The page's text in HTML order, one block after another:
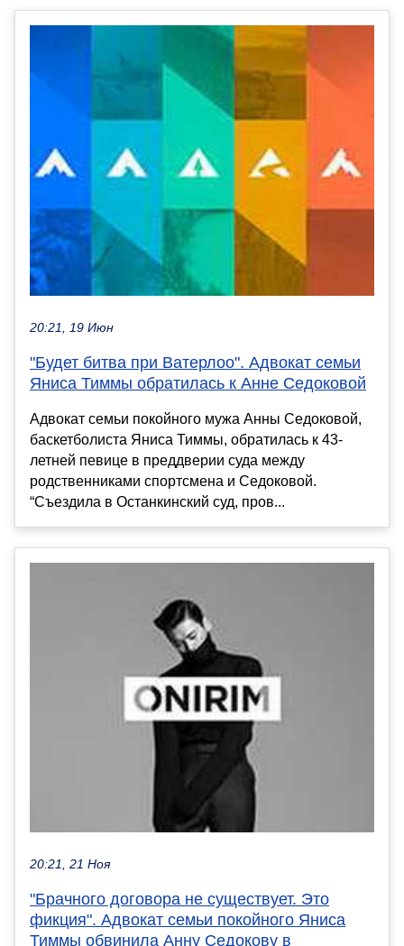
20:21, 19 Июн
"Будет битва при Ватерлоо". Адвокат семьи
Яниса Тиммы обратилась к Анне Седоковой
Адвокат семьи покойного мужа Анны Седоковой,
баскетболиста Яниса Тиммы, обратилась к 43-
летней певице в преддверии суда между
родственниками спортсмена и Седоковой.
“Съездила в Останкинский суд, пров...
20:21, 21 Ноя
"Брачного договора не существует. Это
фикция". Адвокат семьи покойного Яниса
Тиммы обвинила Анну Седокову в